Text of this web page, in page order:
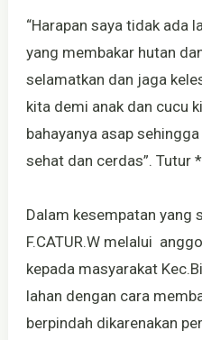
“Harapan saya tidak ada
yang membakar hutan
selamatkan dan jaga
kita demi anak dan cucu
bahayanya asap
sehat dan cerdas”. Tutur
Dalam kesempatan yang
F.CATUR.W melalui
kepada masyarakat
lahan dengan cara
berpindah dikarenakan